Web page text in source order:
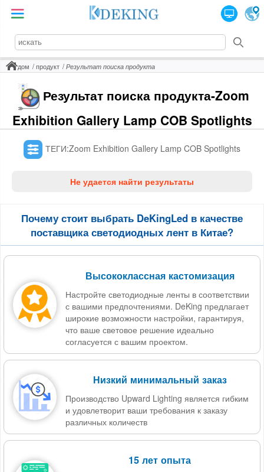
дом продукт Результат поиска продукта
Результат поиска продукта-Zoom
Exhibition Gallery Lamp COB Spotlights
ТЕГИ:Zoom Exhibition Gallery Lamp COB Spotlights
Не удается найти результаты
Почему стоит выбрать DeKingLed в качестве
поставщика светодиодных лент в Китае?
Высококлассная кастомизация
Настройте светодиодные ленты в соответствии
с вашими предпочтениями. DeKing предлагает
широкие возможности настройки, гарантируя,
что ваше световое решение идеально
согласуется с вашим проектом.
Низкий минимальный заказ
Производство Upward Lighting является гибким
и удовлетворит ваши требования к заказу
различных количеств
15 лет опыта